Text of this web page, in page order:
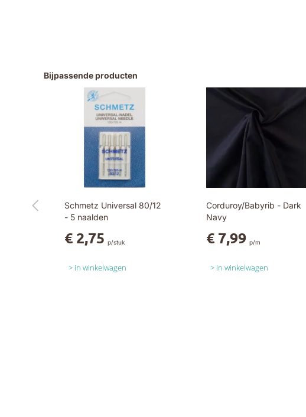
Bijpassende producten
Schmetz Universal 80/12
- 5 naalden
€ 2,75 p/stuk
in winkelwagen
Corduroy/Babyrib - Dark
Navy
€ 7,99 p/m
in winkelwagen